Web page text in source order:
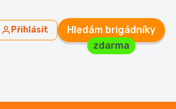
Přihlásit
Hledám brigádníky
zdarma